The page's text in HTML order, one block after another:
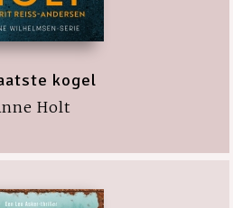
kogel
Holt